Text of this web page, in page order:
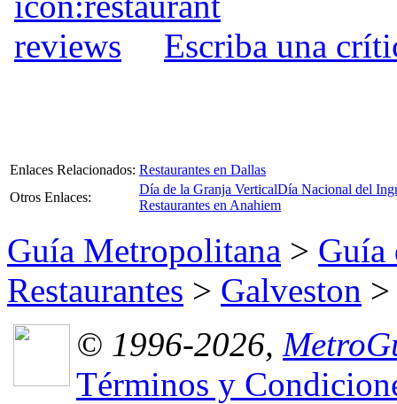
Escriba una
Enlaces Relacionados: Restaurantes en Dallas
Otros Enlaces:
Día de la Granja VerticalDía Nacional del
Restaurantes en Anahiem
Guía Metropolitana > Guía
Restaurantes > Galveston
© 1996-2026,
Términos y